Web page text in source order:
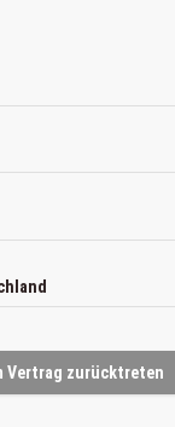
Vertrag zurücktreten